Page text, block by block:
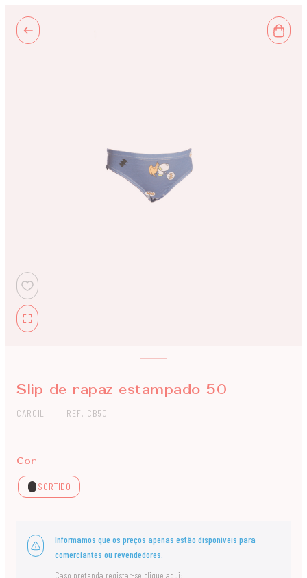
Slip de rapaz estampado 50
CARCIL REF. CB50
Cor
SORTIDO
Informamos que os preços apenas estão disponíveis para
comerciantes ou revendedores.
Caso pretenda registar-se clique aqui: